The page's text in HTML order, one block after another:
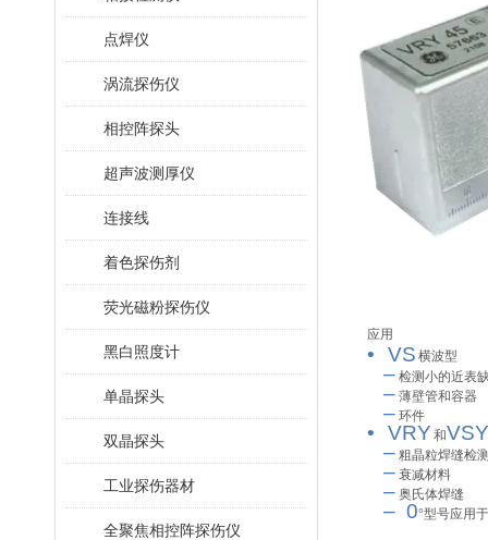
点焊仪
涡流探伤仪
相控阵探头
超声波测厚仪
连接线
着色探伤剂
荧光磁粉探伤仪
黑白照度计
单晶探头
双晶探头
工业探伤器材
全聚焦相控阵探伤仪
应用
• VS 横波型
– 检测小的近表
– 薄壁管和容器
– 环件
• VRY 和VSY
– 粗晶粒焊缝检
– 衰减材料
– 奥氏体焊缝
– 0°型号应用于